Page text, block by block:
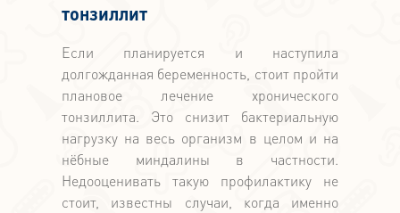
тонзиллит
Если планируется и наступила
долгожданная беременность, стоит пройти
плановое лечение хронического
тонзиллита. Это снизит бактериальную
нагрузку на весь организм в целом и на
нёбные миндалины в частности.
Недооценивать такую профилактику не
стоит, известны случаи, когда именно